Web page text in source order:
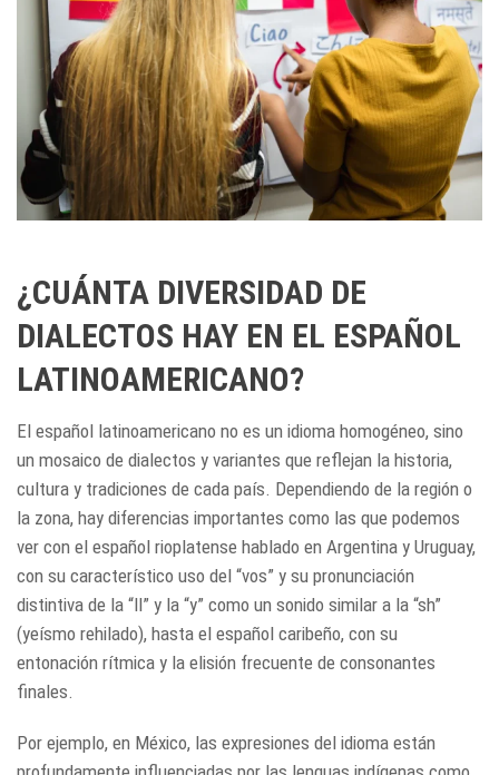
¿CUÁNTA DIVERSIDAD DE
DIALECTOS HAY EN EL ESPAÑOL
LATINOAMERICANO?
El español latinoamericano no es un idioma homogéneo, sino
un mosaico de dialectos y variantes que reflejan la historia,
cultura y tradiciones de cada país. Dependiendo de la región o
la zona, hay diferencias importantes como las que podemos
ver con el español rioplatense hablado en Argentina y Uruguay,
con su característico uso del “vos” y su pronunciación
distintiva de la “ll” y la “y” como un sonido similar a la “sh”
(yeísmo rehilado), hasta el español caribeño, con su
entonación rítmica y la elisión frecuente de consonantes
finales.
Por ejemplo, en México, las expresiones del idioma están